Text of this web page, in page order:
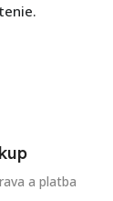
a platba